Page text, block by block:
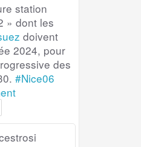
station
» dont les
doivent
2024, pour
des
#Nice06